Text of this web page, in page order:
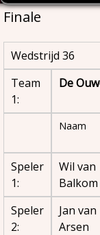
Finale
Wedstrijd 36
Team
1:
De
Naam
Speler
1:
Wil van
Balkom
Speler
2:
Jan van
Arsen